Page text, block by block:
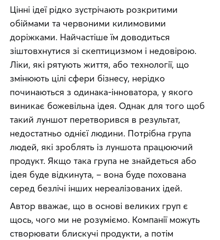
Цінні ідеї рідко зустрічають розкритими
обіймами та червоними килимовими
доріжками. Найчастіше їм доводиться
зіштовхнутися зі скептицизмом і недовірою.
Ліки, які рятують життя, або технології, що
змінюють цілі сфери бізнесу, нерідко
починаються з одинака-інноватора, у якого
виникає божевільна ідея. Однак для того щоб
такий луншот перетворився в результат,
недостатньо однієї людини. Потрібна група
людей, які зроблять із луншота працюючий
продукт. Якщо така група не знайдеться або
ідея буде відкинута, – вона буде похована
серед безлічі інших нереалізованих ідей.
Автор вважає, що в основі великих груп є
щось, чого ми не розуміємо. Компанії можуть
створювати блискучі продукти, а потім